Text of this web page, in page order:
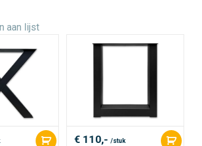
e
n
a
t
v
e
aan lijst
€ 110,- /stuk